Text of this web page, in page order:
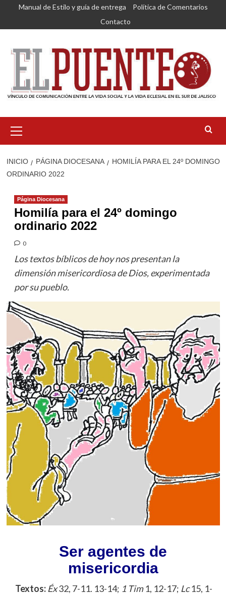
Saltar
contenido
Manual de Estilo y guía de entrega
Política de Comentarios
Contacto
primario
INICIO PÁGINA DIOCESANA
HOMILÍA PARA EL 24º DOMINGO
ORDINARIO 2022
Página Diocesana
Homilía para el 24º domingo
ordinario 2022
0
Los textos bíblicos de hoy nos presentan la
dimensión misericordiosa de Dios, experimentada
por su pueblo.
Ser agentes de
misericordia
Textos: Éx32, 7-11. 13-14; 1 Tim1, 12-17; Lc15, 1-